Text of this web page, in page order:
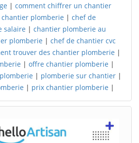
| comment chiffrer un chantier
chantier plomberie | chef de
salaire | chantier plomberie au
plomberie | chef de chantier cvc
trouver des chantier plomberie |
| offre chantier plomberie |
| plomberie sur chantier |
| prix chantier plomberie |